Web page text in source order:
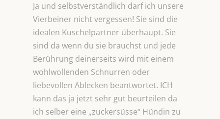
Ja und selbstverständlich darf ich unsere
Vierbeiner nicht vergessen! Sie sind die
idealen Kuschelpartner überhaupt. Sie
sind da wenn du sie brauchst und jede
Berührung deinerseits wird mit einem
wohlwollenden Schnurren oder
liebevollen Ablecken beantwortet. ICH
kann das ja jetzt sehr gut beurteilen da
ich selber eine „zuckersüsse“ Hündin zu